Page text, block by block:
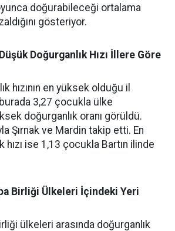
doğurabileceği ortalama
gösteriyor.
Doğurganlık Hızı İllere Göre
hızının en yüksek olduğu il
3,27 çocukla ülke
doğurganlık oranı görüldü.
Şırnak ve Mardin takip etti. En
hızı ise 1,13 çocukla Bartın ilinde
Birliği Ülkeleri İçindeki Yeri
ülkeleri arasında doğurganlık